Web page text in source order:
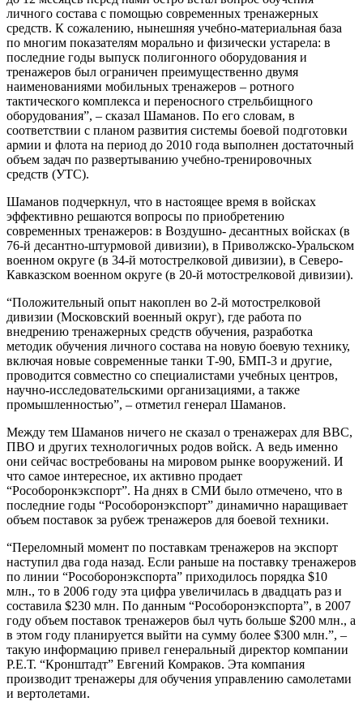
личного состава с помощью современных тренажерных
средств. К сожалению, нынешняя учебно-материальная база
по многим показателям морально и физически устарела: в
последние годы выпуск полигонного оборудования и
тренажеров был ограничен преимущественно двумя
наименованиями мобильных тренажеров – ротного
тактического комплекса и переносного стрельбищного
оборудования”, – сказал Шаманов. По его словам, в
соответствии с планом развития системы боевой подготовки
армии и флота на период до 2010 года выполнен достаточный
объем задач по развертыванию учебно-тренировочных
средств (УТС).
Шаманов подчеркнул, что в настоящее время в войсках
эффективно решаются вопросы по приобретению
современных тренажеров: в Воздушно- десантных войсках (в
76-й десантно-штурмовой дивизии), в Приволжско-Уральском
военном округе (в 34-й мотострелковой дивизии), в Северо-
Кавказском военном округе (в 20-й мотострелковой дивизии).
“Положительный опыт накоплен во 2-й мотострелковой
дивизии (Московский военный округ), где работа по
внедрению тренажерных средств обучения, разработка
методик обучения личного состава на новую боевую технику,
включая новые современные танки Т-90, БМП-3 и другие,
проводится совместно со специалистами учебных центров,
научно-исследовательскими организациями, а также
промышленностью”, – отметил генерал Шаманов.
Между тем Шаманов ничего не сказал о тренажерах для ВВС,
ПВО и других технологичных родов войск. А ведь именно
они сейчас востребованы на мировом рынке вооружений. И
что самое интересное, их активно продает
“Рособоронкэкспорт”. На днях в СМИ было отмечено, что в
последние годы “Рособоронэкспорт” динамично наращивает
объем поставок за рубеж тренажеров для боевой техники.
“Переломный момент по поставкам тренажеров на экспорт
наступил два года назад. Если раньше на поставку тренажеров
по линии “Рособоронэкспорта” приходилось порядка $10
млн., то в 2006 году эта цифра увеличилась в двадцать раз и
составила $230 млн. По данным “Рособоронэкспорта”, в 2007
году объем поставок тренажеров был чуть больше $200 млн., а
в этом году планируется выйти на сумму более $300 млн.”, –
такую информацию привел генеральный директор компании
Р.Е.Т. “Кронштадт” Евгений Комраков. Эта компания
производит тренажеры для обучения управлению самолетами
и вертолетами.